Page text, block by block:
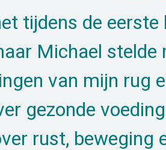
tijdens de
Michael
van mijn rug
gezonde
rust, beweging